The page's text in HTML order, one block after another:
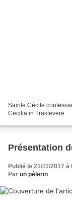
Sainte Cécile
Cecilia in Trastevere
Présentation
Publié le 21/11/2017 à
Par un pèlerin